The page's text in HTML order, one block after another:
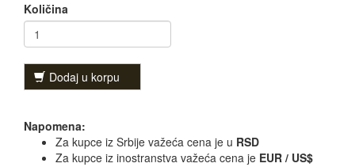
Količina
Dodaj u korpu
Napomena:
Za kupce iz Srbije važeća cena je u RSD
Za kupce iz inostranstva važeća cena je EUR / US$